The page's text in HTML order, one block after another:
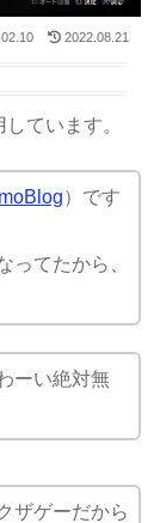
2022.08.21
ています。
）です
ってたから、
ーい絶対無
ザゲーだから